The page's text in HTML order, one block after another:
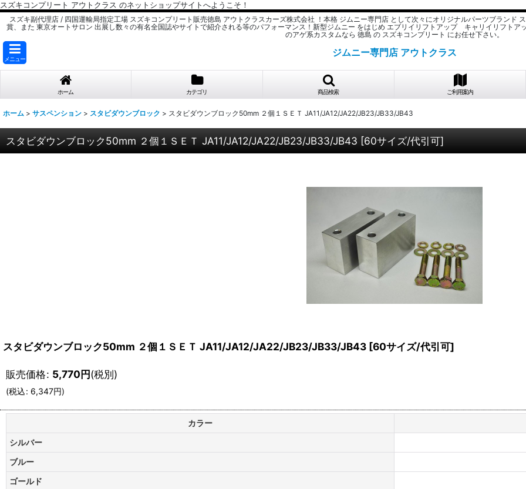
スズキコンプリート アウトクラス のネットショップサイトへようこそ！
スズキ副代理店 / 四国運輸局指定工場 スズキコンプリート販売徳島 アウトクラスカーズ株式会社 ！本格 ジムニー専門店 として次々にオリジナルパーツブランド
賞、また 東京オートサロン 出展し数々の有名全国誌やサイトで紹介される等のパフォーマンス！新型ジムニー をはじめ エブリイリフトアップ キャリイリフ
のアゲ系カスタムなら 徳島 の スズキコンプリート にお任せ下さい。
メニュー
ジムニー専門店 アウトクラス
ホーム カテゴリ 商品検索 ご利用案内
ホーム > サスペンション > スタビダウンブロック > スタビダウンブロック50mm ２個１ＳＥＴ JA11/JA12/JA22/JB23/JB33/JB43
スタビダウンブロック50mm ２個１ＳＥＴ JA11/JA12/JA22/JB23/JB33/JB43 [60サイズ/代引可]
スタビダウンブロック50mm ２個１ＳＥＴ JA11/JA12/JA22/JB23/JB33/JB43 [60サイズ/代引可]
販売価格: 5,770円(税別)
(税込: 6,347円)
カラー
シルバー
ブルー
ゴールド